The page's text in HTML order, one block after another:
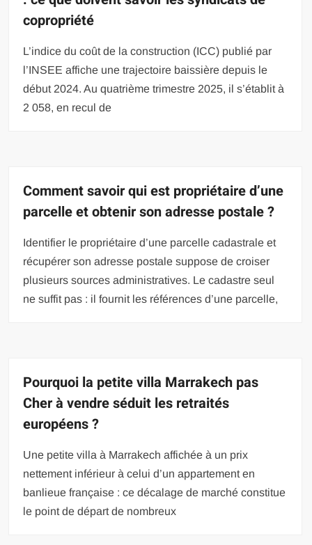
copropriété
L’indice du coût de la construction (ICC) publié par
l’INSEE affiche une trajectoire baissière depuis le
début 2024. Au quatrième trimestre 2025, il s’établit à
2 058, en recul de
Comment savoir qui est propriétaire d’une
parcelle et obtenir son adresse postale ?
Identifier le propriétaire d’une parcelle cadastrale et
récupérer son adresse postale suppose de croiser
plusieurs sources administratives. Le cadastre seul
ne suffit pas : il fournit les références d’une parcelle,
Pourquoi la petite villa Marrakech pas
Cher à vendre séduit les retraités
européens ?
Une petite villa à Marrakech affichée à un prix
nettement inférieur à celui d’un appartement en
banlieue française : ce décalage de marché constitue
le point de départ de nombreux